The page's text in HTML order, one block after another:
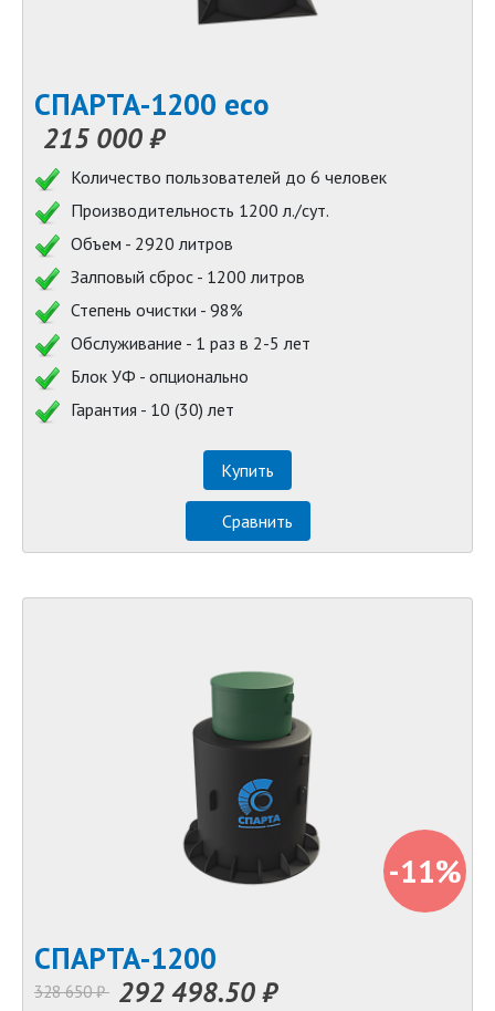
СПАРТА-1200 eco
215 000 ₽
Количество пользователей до 6 человек
Производительность 1200 л./сут.
Объем - 2920 литров
Залповый сброс - 1200 литров
Степень очистки - 98%
Обслуживание - 1 раз в 2-5 лет
Блок УФ - опционально
Гарантия - 10 (30) лет
Купить
Сравнить
-11%
СПАРТА-1200
328 650 ₽ 292 498.50 ₽